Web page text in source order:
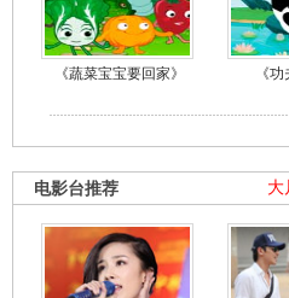
《蔬菜宝宝要回家》 《
大
电影台推荐